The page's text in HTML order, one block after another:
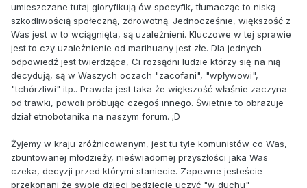
umieszczane tutaj gloryfikują ów specyfik, tłumacząc to niską
szkodliwością społeczną, zdrowotną. Jednocześnie, większość z
Was jest w to wciągnięta, są uzależnieni. Kluczowe w tej sprawie
jest to czy uzależnienie od marihuany jest złe. Dla jednych
odpowiedź jest twierdząca, Ci rozsądni ludzie którzy się na nią
decydują, są w Waszych oczach "zacofani", "wpływowi",
"tchórzliwi" itp.. Prawda jest taka że większość właśnie zaczyna
od trawki, powoli próbując czegoś innego. Świetnie to obrazuje
dział etnobotanika na naszym forum. ;D
Żyjemy w kraju zróżnicowanym, jest tu tyle komunistów co Was,
zbuntowanej młodzieży, nieświadomej przyszłości jaka Was
czeka, decyzji przed którymi staniecie. Zapewne jesteście
przekonani że swoje dzieci będziecie uczyć "w duchu"